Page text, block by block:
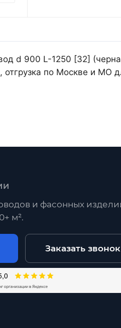
d 900 L-1250 [32]
по Москве и МО
и фасонных
м².
Заказать звонок